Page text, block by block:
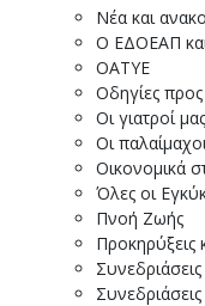
Νέα και
Ο ΕΔΟΕΑΠ
ΟΑΤΥΕ
Οδηγίες
Οι γιατροί
Οι
Οικονομικά
Όλες οι
Πνοή Ζωής
Προκηρύξεις